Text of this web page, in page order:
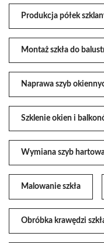
Produkcja półek
Montaż szkła do
Naprawa szyb
Szklenie okien i
Wymiana szyb
Malowanie szkła
Obróbka krawędzi